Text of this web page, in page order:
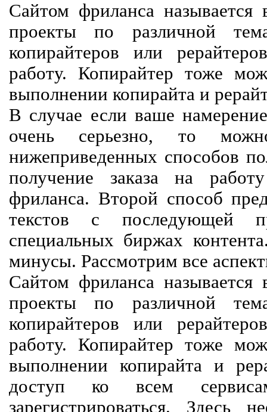
Сайтом фриланса называется
проекты по различной
копирайтеров или
работу. Копирайтер тоже
выполнении копирайта и
В случае если ваше
очень серьезно, то
нижеприведенных способов
получение заказа на
фриланса. Второй способ
текстов с последующей
специальных биржах
минусы. Рассмотрим все
Сайтом фриланса называется
проекты по различной
копирайтеров или
работу. Копирайтер тоже
выполнении копирайта и
доступ ко всем
зарегистрироваться. Здесь